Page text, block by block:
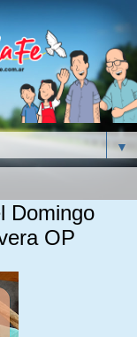
▼
Domingo
OP